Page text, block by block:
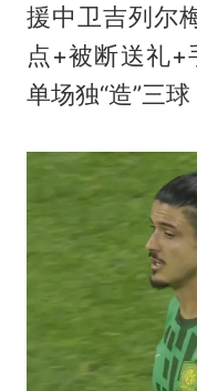
援中卫吉列尔
点+被断送礼+
单场独“造”三球